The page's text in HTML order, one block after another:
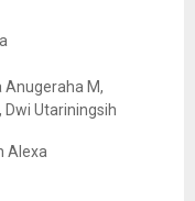
Anugeraha M,
Dwi Utariningsih
Alexa